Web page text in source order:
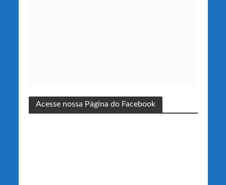
Acesse nossa Página do Facebook